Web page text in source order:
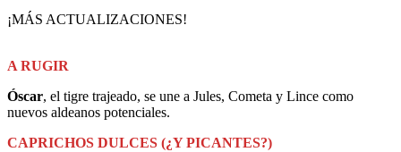
¡MÁS ACTUALIZACIONES!
A RUGIR
Óscar, el tigre trajeado, se une a Jules, Cometa y Lince como
nuevos aldeanos potenciales.
CAPRICHOS DULCES (¿Y PICANTES?)